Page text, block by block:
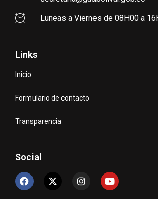
Luneas a Viernes de 08H00 a
Links
Inicio
Formulario de contacto
Transparencia
Social